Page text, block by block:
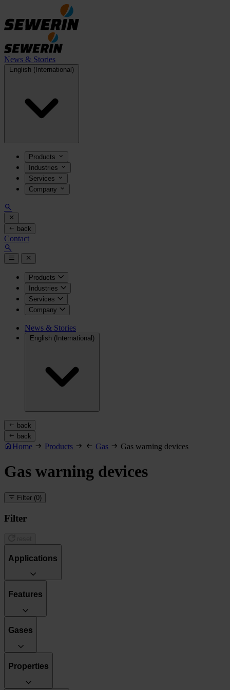
News & Stories
English (International)
Products
Industries
Services
Company
back
Contact
Products
Industries
Services
Company
News & Stories
English (International)
back
back
Home Products Gas Gas warning devices
Gas warning devices
Filter (0)
Filter
Applications
Features
Gases
Properties